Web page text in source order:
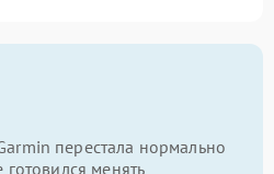
перестала нормально
готовился менять